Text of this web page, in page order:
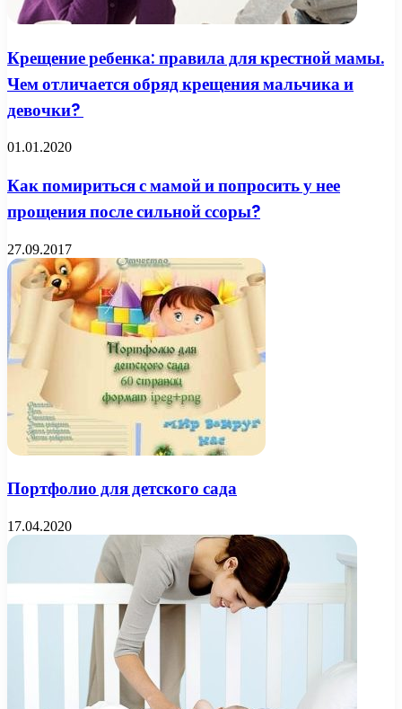
Крещение ребенка: правила для крестной мамы.
Чем отличается обряд крещения мальчика и
девочки?
01.01.2020
Как помириться с мамой и попросить у нее
прощения после сильной ссоры?
27.09.2017
Портфолио для детского сада
17.04.2020